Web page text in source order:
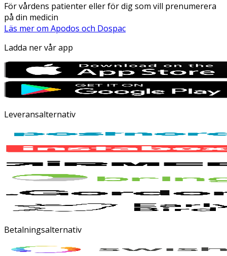
För vårdens patienter eller för dig som vill prenumerera
på din medicin
Läs mer om Apodos och Dospac
Ladda ner vår app
Leveransalternativ
Betalningsalternativ